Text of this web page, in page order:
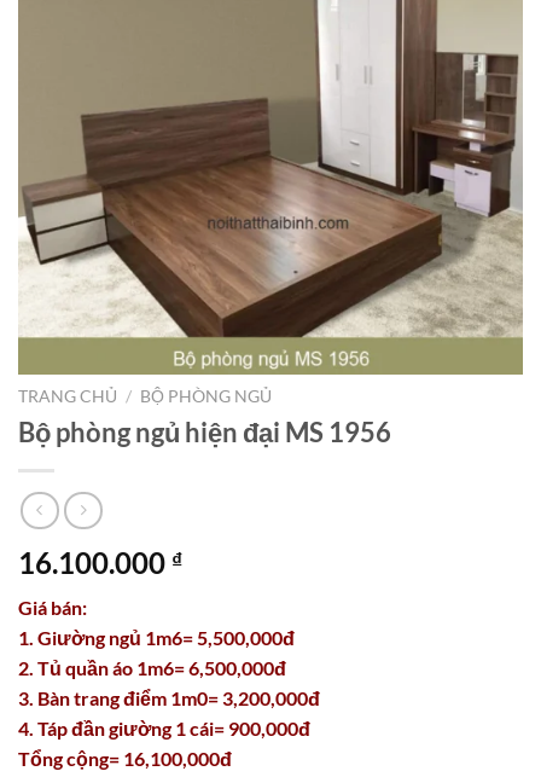
TRANG CHỦ / BỘ PHÒNG NGỦ
Bộ phòng ngủ hiện đại MS 1956
16.100.000 ₫
Giá bán:
1. Giường ngủ 1m6= 5,500,000đ
2. Tủ quần áo 1m6= 6,500,000đ
3. Bàn trang điểm 1m0= 3,200,000đ
4. Táp đần giường 1 cái= 900,000đ
Tổng cộng= 16,100,000đ